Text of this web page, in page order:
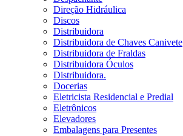
Direção Hidráulica
Discos
Distribuidora
Distribuidora de Chaves Canivete
Distribuidora de Fraldas
Distribuidora Óculos
Distribuidora.
Docerias
Eletricista Residencial e Predial
Eletrônicos
Elevadores
Embalagens para Presentes